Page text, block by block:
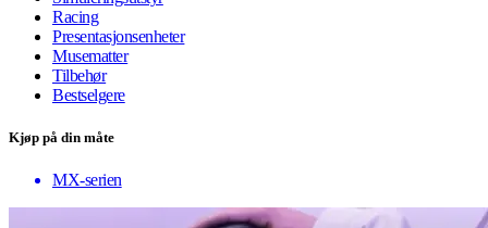
Racing
Presentasjonsenheter
Musematter
Tilbehør
Bestselgere
Kjøp på din måte
MX-serien